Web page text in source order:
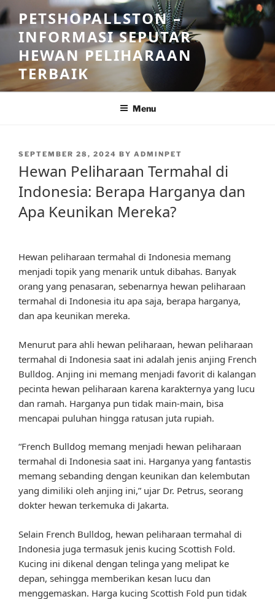
Skip
to
content
PETSHOPALLSTON –
INFORMASI SEPUTAR
HEWAN PELIHARAAN
TERBAIK
Menu
POSTED
SEPTEMBER 28, 2024 BY ADMINPET
Hewan Peliharaan Termahal di
Indonesia: Berapa Harganya dan
Apa Keunikan Mereka?
Hewan peliharaan termahal di Indonesia memang
menjadi topik yang menarik untuk dibahas. Banyak
orang yang penasaran, sebenarnya hewan peliharaan
termahal di Indonesia itu apa saja, berapa harganya,
dan apa keunikan mereka.
Menurut para ahli hewan peliharaan, hewan peliharaan
termahal di Indonesia saat ini adalah jenis anjing French
Bulldog. Anjing ini memang menjadi favorit di kalangan
pecinta hewan peliharaan karena karakternya yang lucu
dan ramah. Harganya pun tidak main-main, bisa
mencapai puluhan hingga ratusan juta rupiah.
“French Bulldog memang menjadi hewan peliharaan
termahal di Indonesia saat ini. Harganya yang fantastis
memang sebanding dengan keunikan dan kelembutan
yang dimiliki oleh anjing ini,” ujar Dr. Petrus, seorang
dokter hewan terkemuka di Jakarta.
Selain French Bulldog, hewan peliharaan termahal di
Indonesia juga termasuk jenis kucing Scottish Fold.
Kucing ini dikenal dengan telinga yang melipat ke
depan, sehingga memberikan kesan lucu dan
menggemaskan. Harga kucing Scottish Fold pun tidak